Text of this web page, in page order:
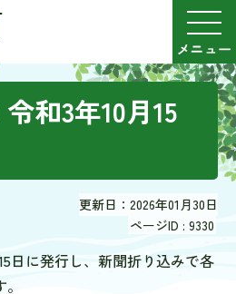
和3年10月15
更新日：2026年01月30日
ページID : 9330
日に発行し、新聞折り込みで各